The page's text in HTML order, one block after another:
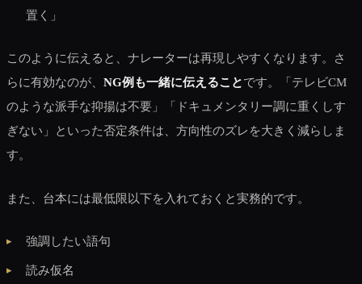
置く」
このように伝えると、ナレーターは再現しやすくなります。さ
らに有効なのが、 NG例も一緒に伝えることです。「テレビCM
のような派手な抑揚は不要」「ドキュメンタリー調に重くしす
ぎない」といった否定条件は、方向性のズレを大きく減らしま
す。
また、台本には最低限以下を入れておくと実務的です。
強調したい語句
読み仮名